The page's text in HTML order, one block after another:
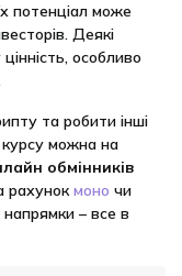
потенціал може
Деякі
особливо
та робити інші
курсу можна на
обмінників
рахунокмоно чи
напрямки – все в